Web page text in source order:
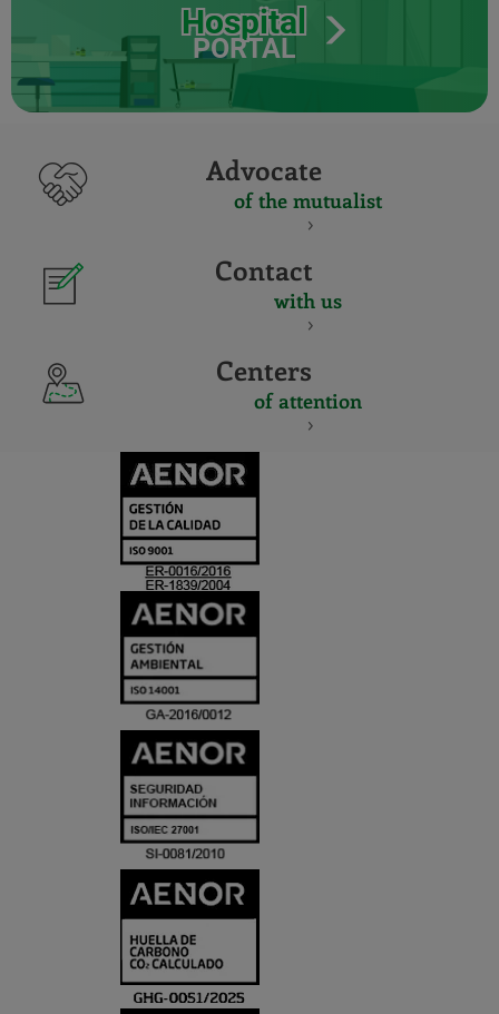
Hospital
PORTAL
Advocate
of the mutualist
Contact
with us
Centers
of attention